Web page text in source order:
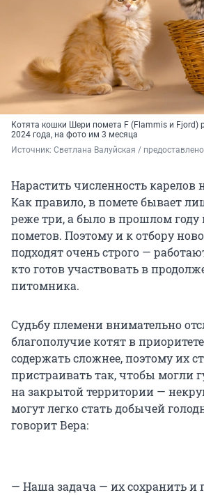
Котята кошки Шери помета F (Flammis и Fjord)
2024 года, на фото им 3 месяца
Источник: Светлана Валуйская /
Нарастить численность карелов
Как правило, в помете бывает
реже три, а было в прошлом году
пометов. Поэтому и к отбору
подходят очень строго —
кто готов участвовать в
питомника.
Судьбу племени внимательно
благополучие котят в
содержать сложнее, поэтому их
пристраивать так, чтобы могли
на закрытой территории —
могут легко стать добычей
говорит Вера:
— Наша задача — их сохранить и